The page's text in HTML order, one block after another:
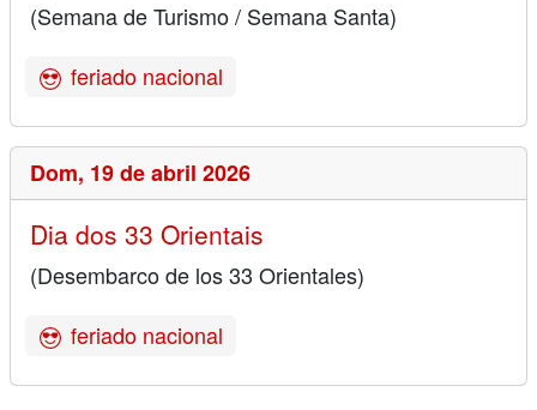
(Semana de Turismo / Semana Santa)
feriado nacional
Dom, 19 de abril 2026
Dia dos 33 Orientais
(Desembarco de los 33 Orientales)
feriado nacional